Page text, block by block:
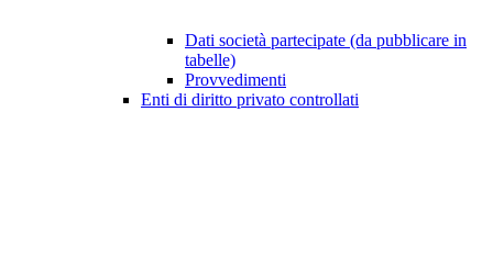
Dati società partecipate (da pubblicare in
tabelle)
Provvedimenti
Enti di diritto privato controllati